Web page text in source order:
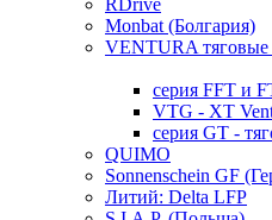
RDrive
Monbat (Болгария)
VENTURA
серия FFT и
VTG - XT
серия GT -
QUIMO
Sonnenschein GF
Литий: Delta LFP